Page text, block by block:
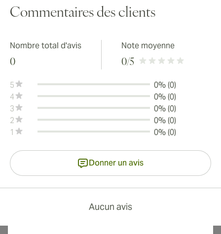
Commentaires des clients
Nombre total d'avis
0
Note moyenne
0/5
5
0% (0)
4
0% (0)
3
0% (0)
2
0% (0)
1
0% (0)
Donner un avis
Aucun avis